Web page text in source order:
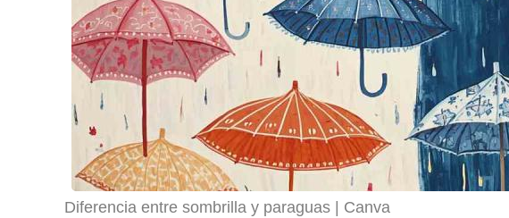
Diferencia entre sombrilla y paraguas Canva